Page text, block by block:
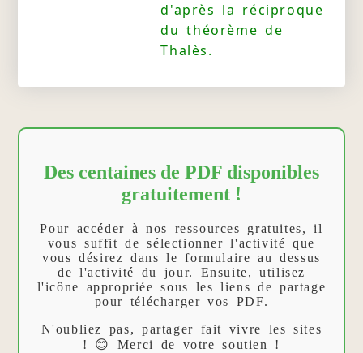
d'après la réciproque
du théorème de
Thalès.
Des centaines de PDF disponibles
gratuitement !
Pour accéder à nos ressources gratuites, il
vous suffit de sélectionner l'activité que
vous désirez dans le formulaire au dessus
de l'activité du jour. Ensuite, utilisez
l'icône appropriée sous les liens de partage
pour télécharger vos PDF.
N'oubliez pas, partager fait vivre les sites
! 😊 Merci de votre soutien !